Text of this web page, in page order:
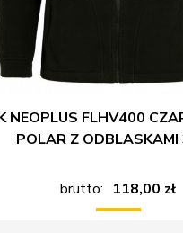
NEOPLUS FLHV400
POLAR Z
brutto: 118,00 zł